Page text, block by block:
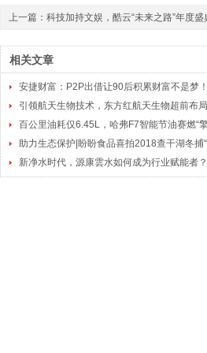
上一篇： 科技加持文娱，酷云“未来之路”年度
相关文章
安捷财富：P2P出借让90后积累财富不是梦！
引领航天生物技术，东方红航天生物超前布
百公里油耗仅6.45L，哈弗F7智能节油赛燃“
助力生态保护|盼盼食品喜拍2018查干湖冬捕
新净水时代，源康雲水如何成为行业赋能者？